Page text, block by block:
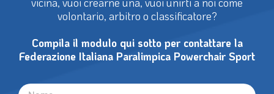
volontario, arbitro o classificatore?
Compila il modulo qui sotto per contattare la
Federazione Italiana Paralimpica Powerchair Sport